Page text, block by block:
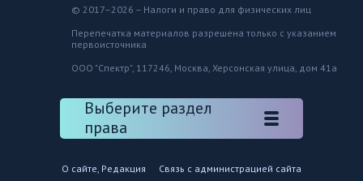
© 2017–2026 – Налоги и право для физических лиц
Перепечатка материалов разрешена только с указанием
первоисточника
ООО "Спектр", 117246, Москва, Херсонская улица, дом 41а
Выберите раздел
права
О сайте, Редакция Связь с администрацией сайта